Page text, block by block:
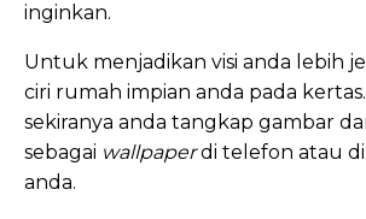
inginkan.
Untuk menjadikan visi anda lebih
ciri rumah impian anda pada
sekiranya anda tangkap gambar
sebagai wallpaperdi telefon atau
anda.